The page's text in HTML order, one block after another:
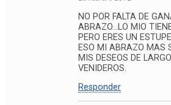
NO POR FALTA DE
ABRAZO…LO MIO
PERO ERES UN
ESO MI ABRAZO MAS
MIS DESEOS DE
VENIDEROS.
Responder